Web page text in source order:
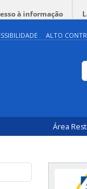
à informação
ALTO
Área